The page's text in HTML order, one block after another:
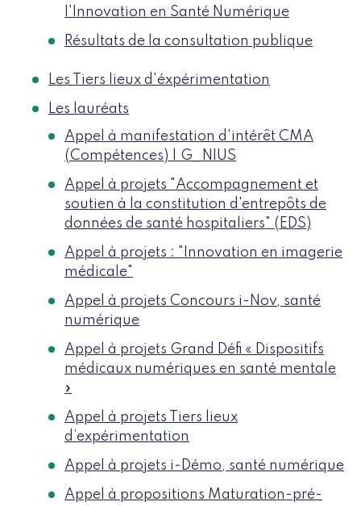
l'Innovation en Santé Numérique
Résultats de la consultation publique
Les Tiers lieux d'éxpérimentation
Les lauréats
Appel à manifestation d'intérêt CMA
(Compétences) | G_NIUS
Appel à projets "Accompagnement et
soutien à la constitution d'entrepôts de
données de santé hospitaliers" (EDS)
Appel à projets : "Innovation en imagerie
médicale"
Appel à projets Concours i-Nov, santé
numérique
Appel à projets Grand Défi « Dispositifs
médicaux numériques en santé mentale
»
Appel à projets Tiers lieux
d’expérimentation
Appel à projets i-Démo, santé numérique
Appel à propositions Maturation-pré-